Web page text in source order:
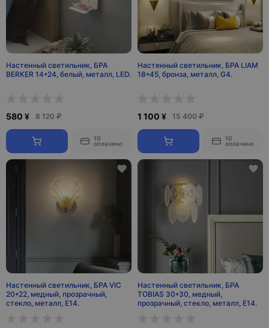
Настенный светильник, БРА
BERKER 14*24, белый, металл, LED.
580 ¥ 8 120 ₽
10
оплачено
Настенный светильник, БРА LIAM
18*45, бронза, металл, G4.
1 100 ¥ 15 400 ₽
10
оплачено
Настенный светильник, БРА VIC
20*22, медный, прозрачный,
стекло, металл, Е14.
Настенный светильник, БРА
TOBIAS 30*30, медный,
прозрачный, стекло, металл, E14.